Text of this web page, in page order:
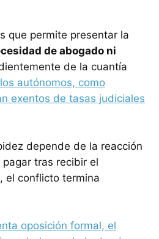
que permite presentar la
de abogado ni
de la cuantía
los autónomos, como
exentos de tasas judiciales
depende de la reacción
tras recibir el
el conflicto termina
oposición formal, el